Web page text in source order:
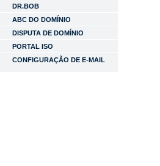
DR.BOB
ABC DO DOMÍNIO
DISPUTA DE DOMÍNIO
PORTAL ISO
CONFIGURAÇÃO DE E-MAIL